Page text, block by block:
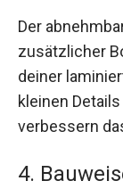
Der
zusätzlicher
deiner
kleinen
verbessern
4.